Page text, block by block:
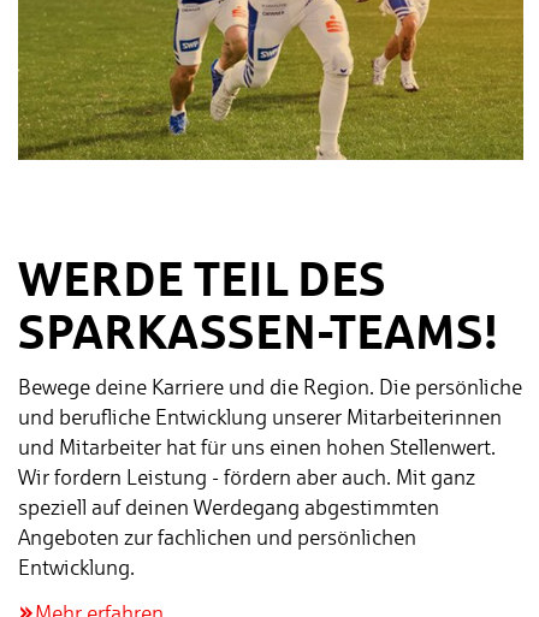
WERDE TEIL DES
SPAR­KAS­SEN-TEAMS!
Bewege deine Karriere und die Region. Die persönliche
und berufliche Entwicklung unserer Mitarbeiterinnen
und Mitarbeiter hat für uns einen hohen Stellenwert.
Wir fordern Leistung - fördern aber auch. Mit ganz
speziell auf deinen Werdegang abgestimmten
Angeboten zur fachlichen und persönlichen
Entwicklung.